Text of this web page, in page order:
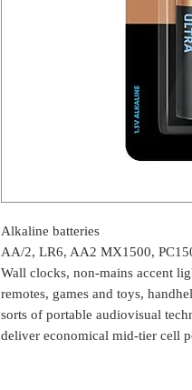
Alkaline batteries
AA/2, LR6, AA2 MX1500,
Wall clocks, non-mains accent
remotes, games and toys,
sorts of portable audiovisual
deliver economical mid-tier cell